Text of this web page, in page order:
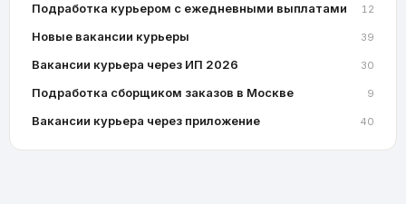
Подработка курьером с ежедневными выплатами 12
Новые вакансии курьеры 39
Вакансии курьера через ИП 2026 30
Подработка сборщиком заказов в Москве 9
Вакансии курьера через приложение 40